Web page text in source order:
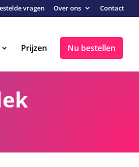
vragen Over ons Contact
Prijzen Nu bestellen